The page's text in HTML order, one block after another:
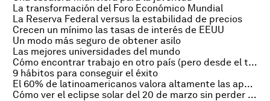
La transformación del Foro Económico Mundial
La Reserva Federal versus la estabilidad de precios
Crecen un mínimo las tasas de interés de EEUU
Un modo más seguro de obtener asilo
Las mejores universidades del mundo
Cómo encontrar trabajo en otro país (pero desde el tuyo)
9 hábitos para conseguir el éxito
El 60% de latinoamericanos valora altamente las apps móviles
Cómo ver el eclipse solar del 20 de marzo sin perder ningún detalle